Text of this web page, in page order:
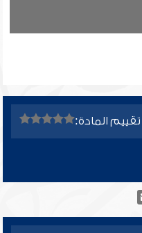
تقييم المادة: